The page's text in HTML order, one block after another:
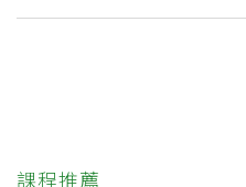
課程推薦